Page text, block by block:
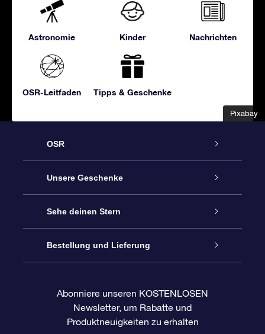
Pixabay
Pixabay
Astronomie Kinder Nachrichten
OSR-Leitfaden Tipps & Geschenke
OSR
Service
Kontakt
Blog
Bewertungen
Unsere Geschenke
Sterne schenken
OSR-Geschenkpaket
OSR-Geschenkgutschein
Sehe deinen Stern
Sternregister
Personalisierte Sternseite
Bestellung und Lieferung
Zahlungsinformationen
Abonniere unseren KOSTENLOSEN
Newsletter, um Rabatte und
Produktneuigkeiten zu erhalten